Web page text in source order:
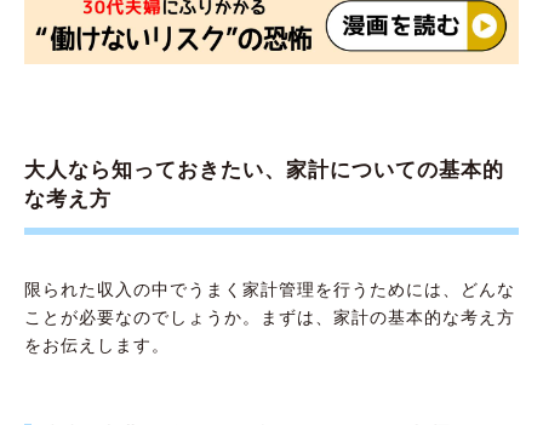
大人なら知っておきたい、家計についての基本的
な考え方
限られた収入の中でうまく家計管理を行うためには、どんな
ことが必要なのでしょうか。まずは、家計の基本的な考え方
をお伝えします。